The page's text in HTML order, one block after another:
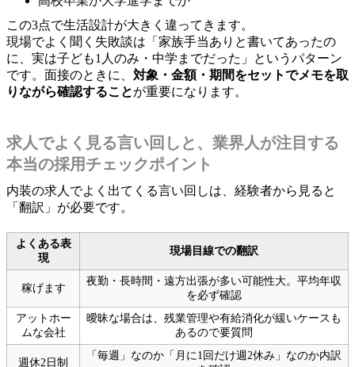
この3点で生活設計が大きく違ってきます。
現場でよく聞く失敗談は「家族手当ありと書いてあったの
に、実は子ども1人のみ・中学までだった」というパターン
です。面接のときに、 対象・金額・期間をセットでメモを取
りながら確認することが重要になります。
求人でよく見る言い回しと、業界人が注目する
本当の採用チェックポイント
内装の求人でよく出てくる言い回しは、経験者から見ると
「翻訳」が必要です。
よくある表
現
現場目線での翻訳
稼げます
夜勤・長時間・遠方出張が多い可能性大。平均年収
を必ず確認
アットホー
ムな会社
曖昧な場合は、残業管理や有給消化が緩いケースも
あるので要質問
週休2日制
「毎週」なのか「月に1回だけ週2休み」なのか内訳